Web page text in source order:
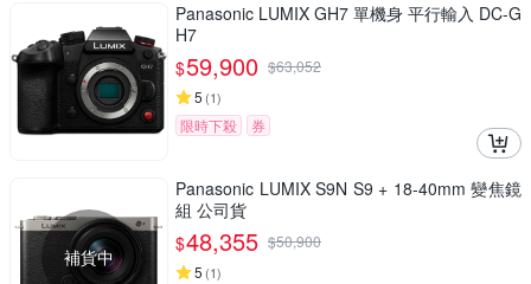
Panasonic LUMIX GH7 單機身 平行輸入 DC-G
H7
$59,900 $63,052
5 (1)
限時下殺 券
補貨中
Panasonic LUMIX S9N S9 + 18-40mm 變焦鏡
組 公司貨
$48,355 $50,900
5 (1)